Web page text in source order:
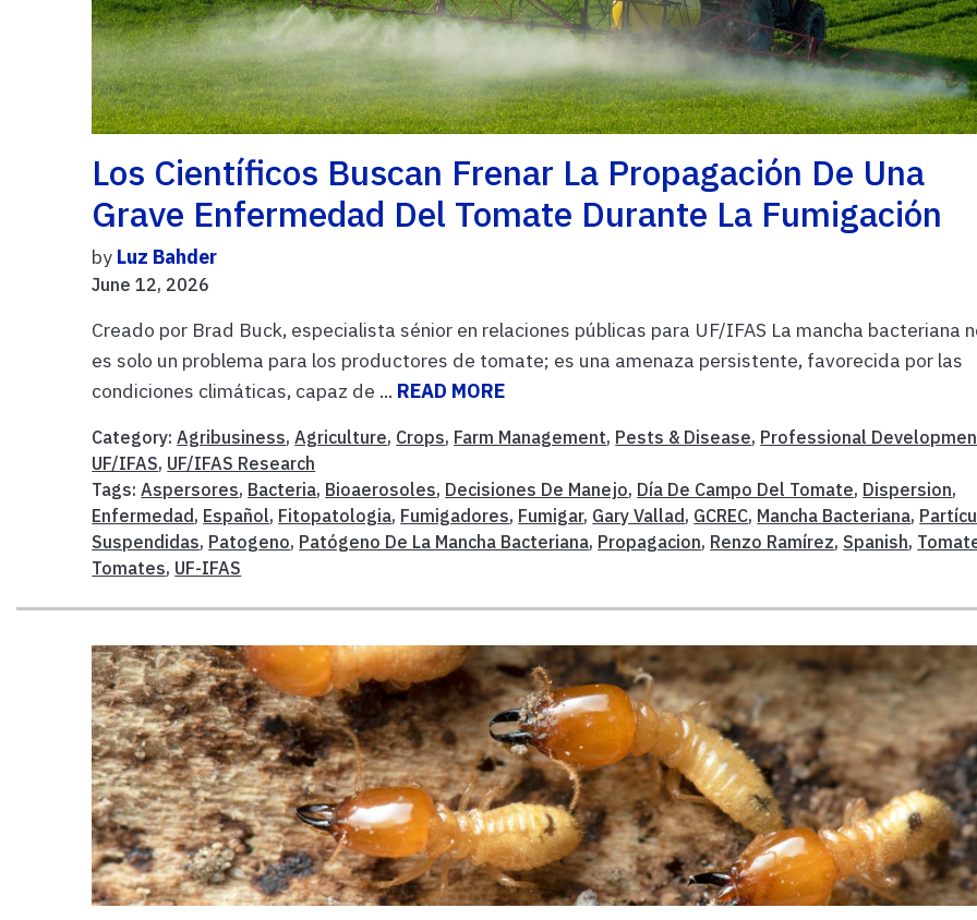
Los Científicos Buscan Frenar La Propagación De Una
Grave Enfermedad Del Tomate Durante La Fumigación
by Luz Bahder
June 12, 2026
Creado por Brad Buck, especialista sénior en relaciones públicas para UF/IFAS La mancha bacteriana
es solo un problema para los productores de tomate; es una amenaza persistente, favorecida por las
condiciones climáticas, capaz de ... READ MORE
Category:Agribusiness,Agriculture, Crops, Farm Management, Pests & Disease, Professional
UF/IFAS, UF/IFAS Research
Tags:Aspersores, Bacteria, Bioaerosoles, Decisiones De Manejo, Día De Campo Del Tomate, Dispersion,
Enfermedad, Español, Fitopatologia, Fumigadores, Fumigar, Gary Vallad, GCREC, Mancha Bacteriana,
Suspendidas, Patogeno, Patógeno De La Mancha Bacteriana, Propagacion, Renzo Ramírez, Spanish,
Tomates, UF-IFAS